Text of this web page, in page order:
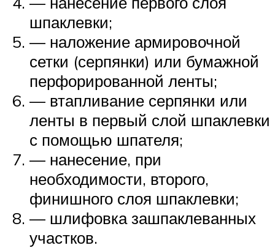
шпаклевки;
— наложение армировочной
сетки (серпянки) или бумажной
перфорированной ленты;
— втапливание серпянки или
ленты в первый слой шпаклевки
с помощью шпателя;
— нанесение, при
необходимости, второго,
финишного слоя шпаклевки;
— шлифовка зашпаклеванных
участков.